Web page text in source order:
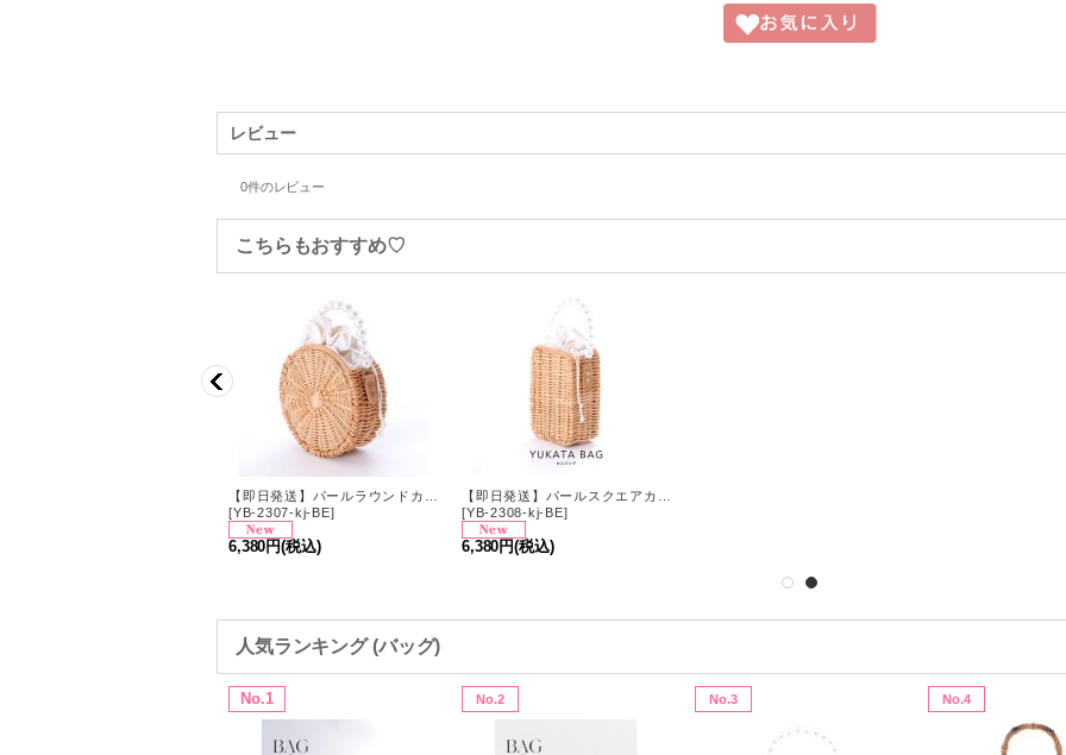
レビュー
0件のレビュー
こちらもおすすめ♡
[YB-2307-kj-BE]
6,380円(税込)
[YB-2308-kj-BE]
6,380円(税込)
人気ランキング (バッグ)
No.1 No.2 No.3 No.4